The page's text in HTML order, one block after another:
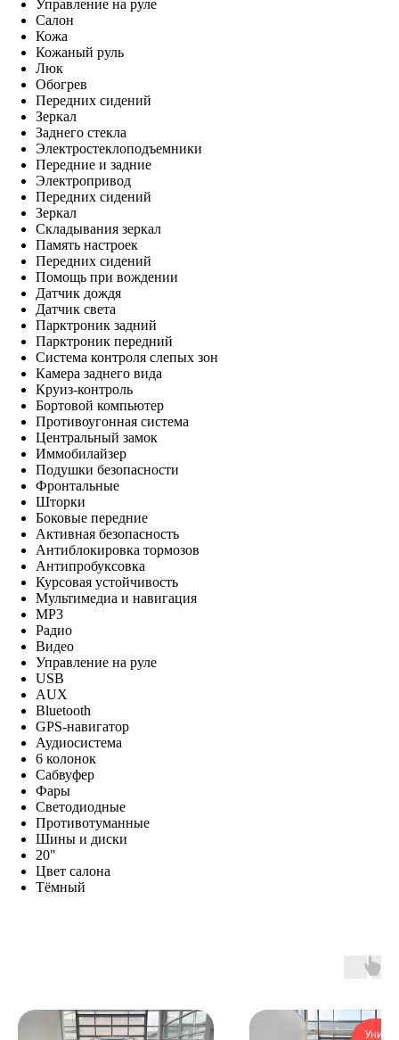
Управление на руле
Салон
Кожа
Кожаный руль
Люк
Обогрев
Передних сидений
Зеркал
Заднего стекла
Электростеклоподъемники
Передние и задние
Электропривод
Передних сидений
Зеркал
Складывания зеркал
Память настроек
Передних сидений
Помощь при вождении
Датчик дождя
Датчик света
Парктроник задний
Парктроник передний
Система контроля слепых зон
Камера заднего вида
Круиз-контроль
Бортовой компьютер
Противоугонная система
Центральный замок
Иммобилайзер
Подушки безопасности
Фронтальные
Шторки
Боковые передние
Активная безопасность
Антиблокировка тормозов
Антипробуксовка
Курсовая устойчивость
Мультимедиа и навигация
MP3
Радио
Видео
Управление на руле
USB
AUX
Bluetooth
GPS-навигатор
Аудиосистема
6 колонок
Сабвуфер
Фары
Светодиодные
Противотуманные
Шины и диски
20"
Цвет салона
Тёмный